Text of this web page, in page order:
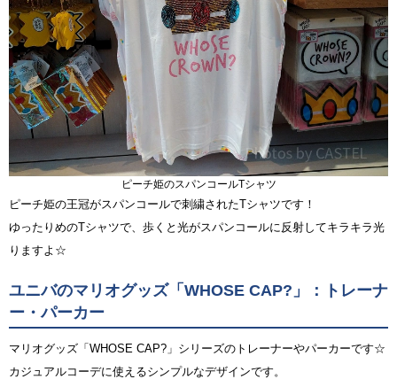
ピーチ姫のスパンコールTシャツ
ピーチ姫の王冠がスパンコールで刺繍されたTシャツです！
ゆったりめのTシャツで、歩くと光がスパンコールに反射してキラキラ光
りますよ☆
ユニバのマリオグッズ「WHOSE CAP?」：トレーナ
ー・パーカー
マリオグッズ「WHOSE CAP?」シリーズのトレーナーやパーカーです☆
カジュアルコーデに使えるシンプルなデザインです。